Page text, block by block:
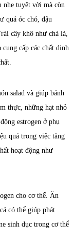
nhẹ tuyệt vời mà còn
quả óc chó, đậu
cây khô như chà là,
cấp các chất dinh
salad và giúp bánh
thực, những hạt nhỏ
estrogen ở phụ
quả trong việc tăng
hoạt động như
cho cơ thể. Ăn
có thể giúp phát
sinh dục trong cơ thể